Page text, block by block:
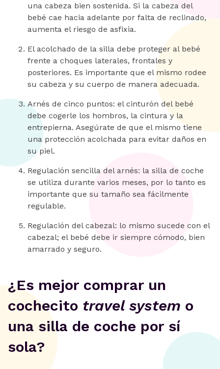
una cabeza bien sostenida. Si la cabeza del
bebé cae hacia adelante por falta de reclinado,
aumenta el riesgo de asfixia.
El acolchado de la silla debe proteger al bebé
frente a choques laterales, frontales y
posteriores. Es importante que el mismo rodee
su cabeza y su cuerpo de manera adecuada.
Arnés de cinco puntos: el cinturón del bebé
debe cogerle los hombros, la cintura y la
entrepierna. Asegúrate de que el mismo tiene
una protección acolchada para evitar daños en
su piel.
Regulación sencilla del arnés: la silla de coche
se utiliza durante varios meses, por lo tanto es
importante que su tamaño sea fácilmente
regulable.
Regulación del cabezal: lo mismo sucede con el
cabezal; el bebé debe ir siempre cómodo, bien
amarrado y seguro.
¿Es mejor comprar un
cochecito travel system o
una silla de coche por sí
sola?